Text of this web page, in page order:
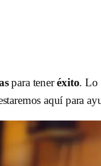
para teneréxito. Lo
aquí para